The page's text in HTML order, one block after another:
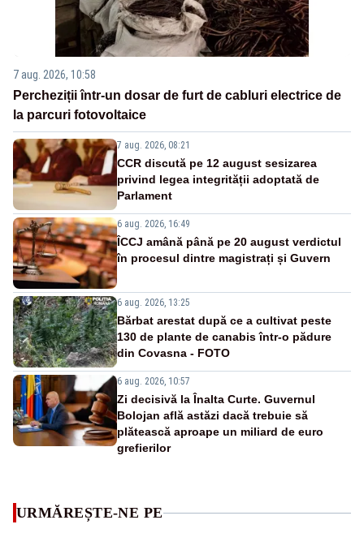
7 aug. 2026, 10:58
Percheziții într-un dosar de furt de cabluri electrice de
la parcuri fotovoltaice
7 aug. 2026, 08:21
CCR discută pe 12 august sesizarea
privind legea integrității adoptată de
Parlament
6 aug. 2026, 16:49
ÎCCJ amână până pe 20 august verdictul
în procesul dintre magistrați și Guvern
6 aug. 2026, 13:25
Bărbat arestat după ce a cultivat peste
130 de plante de canabis într-o pădure
din Covasna - FOTO
6 aug. 2026, 10:57
Zi decisivă la Înalta Curte. Guvernul
Bolojan află astăzi dacă trebuie să
plătească aproape un miliard de euro
grefierilor
URMĂREȘTE-NE PE